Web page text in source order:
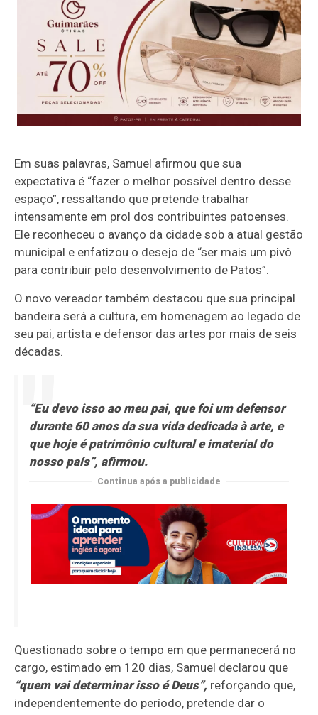
Em suas palavras, Samuel afirmou que sua
expectativa é “fazer o melhor possível dentro desse
espaço”, ressaltando que pretende trabalhar
intensamente em prol dos contribuintes patoenses.
Ele reconheceu o avanço da cidade sob a atual gestão
municipal e enfatizou o desejo de “ser mais um pivô
para contribuir pelo desenvolvimento de Patos”.
O novo vereador também destacou que sua principal
bandeira será a cultura, em homenagem ao legado de
seu pai, artista e defensor das artes por mais de seis
décadas.
“Eu devo isso ao meu pai, que foi um defensor
durante 60 anos da sua vida dedicada à arte, e
que hoje é patrimônio cultural e imaterial do
nosso país”, afirmou.
Continua após a publicidade
Questionado sobre o tempo em que permanecerá no
cargo, estimado em 120 dias, Samuel declarou que
“quem vai determinar isso é Deus”, reforçando que,
independentemente do período, pretende dar o